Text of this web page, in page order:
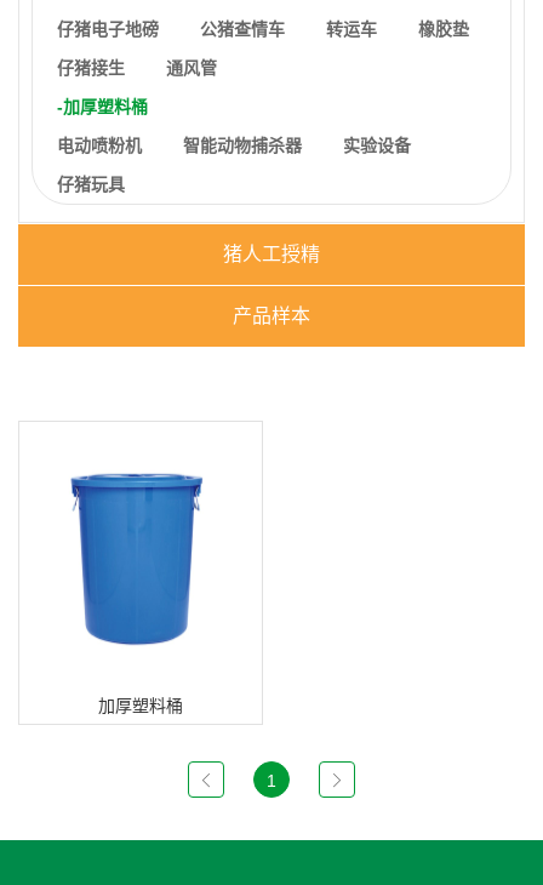
仔猪电子地磅
公猪查情车 转运车
橡胶垫
仔猪接生
通风管
加厚塑料桶
电动喷粉机
智能动物捕杀器
实验设备
仔猪玩具
猪人工授精
产品样本
加厚塑料桶
1